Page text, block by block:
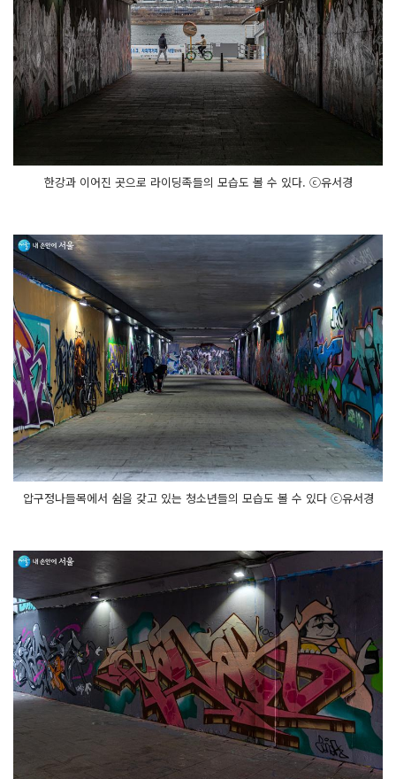
한강과 이어진 곳으로 라이딩족들의 모습도 볼 수 있다. ⓒ유서경
압구정나들목에서 쉼을 갖고 있는 청소년들의 모습도 볼 수 있다 ⓒ유서경